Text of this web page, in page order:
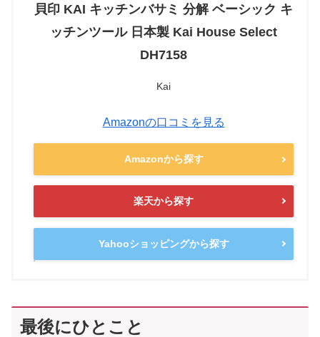
貝印 KAI キッチンバサミ 分解 ベーシック キ
ッチンツール 日本製 Kai House Select
DH7158
Kai
Amazonの口コミを見る
Amazonから探す
楽天から探す
Yahooショッピングから探す
最後にひとこと